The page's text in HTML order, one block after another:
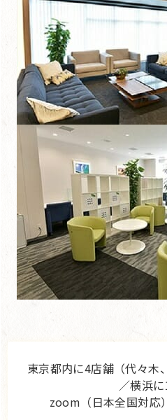
東京都内に4店舗（代々木
／横浜
zoom（日本全国対応